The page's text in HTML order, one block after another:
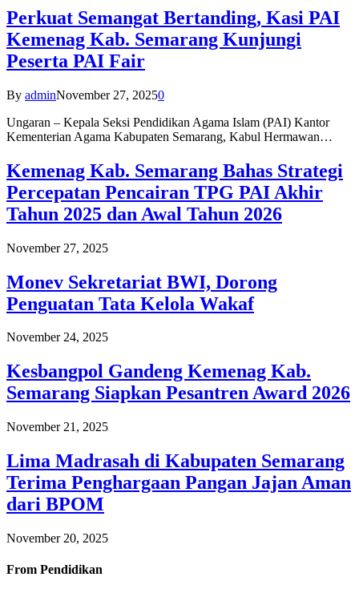
Perkuat Semangat Bertanding, Kasi PAI
Kemenag Kab. Semarang Kunjungi
Peserta PAI Fair
By adminNovember 27, 20250
Ungaran – Kepala Seksi Pendidikan Agama Islam (PAI) Kantor
Kementerian Agama Kabupaten Semarang, Kabul Hermawan…
Kemenag Kab. Semarang Bahas Strategi
Percepatan Pencairan TPG PAI Akhir
Tahun 2025 dan Awal Tahun 2026
November 27, 2025
Monev Sekretariat BWI, Dorong
Penguatan Tata Kelola Wakaf
November 24, 2025
Kesbangpol Gandeng Kemenag Kab.
Semarang Siapkan Pesantren Award 2026
November 21, 2025
Lima Madrasah di Kabupaten Semarang
Terima Penghargaan Pangan Jajan Aman
dari BPOM
November 20, 2025
From Pendidikan